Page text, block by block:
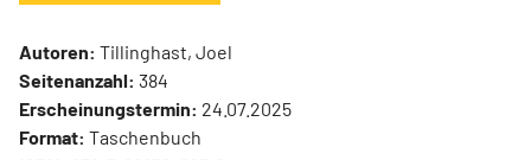
Autoren: Tillinghast, Joel
Seitenanzahl: 384
Erscheinungstermin: 24.07.2025
Format: Taschenbuch